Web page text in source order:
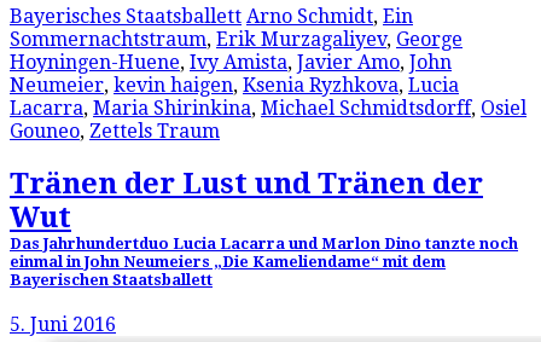
Bayerisches Staatsballett Arno Schmidt, Ein
Sommernachtstraum, Erik Murzagaliyev, George
Hoyningen-Huene, Ivy Amista, Javier Amo, John
Neumeier, kevin haigen, Ksenia Ryzhkova, Lucia
Lacarra, Maria Shirinkina, Michael Schmidtsdorff, Osiel
Gouneo, Zettels Traum
Tränen der Lust und Tränen der
Wut
Das Jahrhundertduo Lucia Lacarra und Marlon Dino tanzte noch
einmal in John Neumeiers „Die Kameliendame“ mit dem
Bayerischen Staatsballett
5. Juni 2016